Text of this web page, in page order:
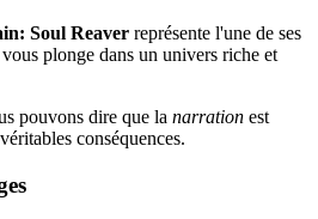
Soul Reaver représente l'une de ses
plonge dans un univers riche et
pouvons dire que la narration est
conséquences.